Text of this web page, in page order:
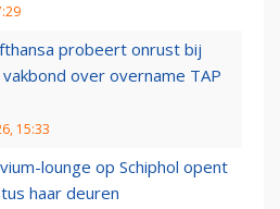
probeert onrust bij
over overname TAP
15:33
lounge op Schiphol opent
haar deuren